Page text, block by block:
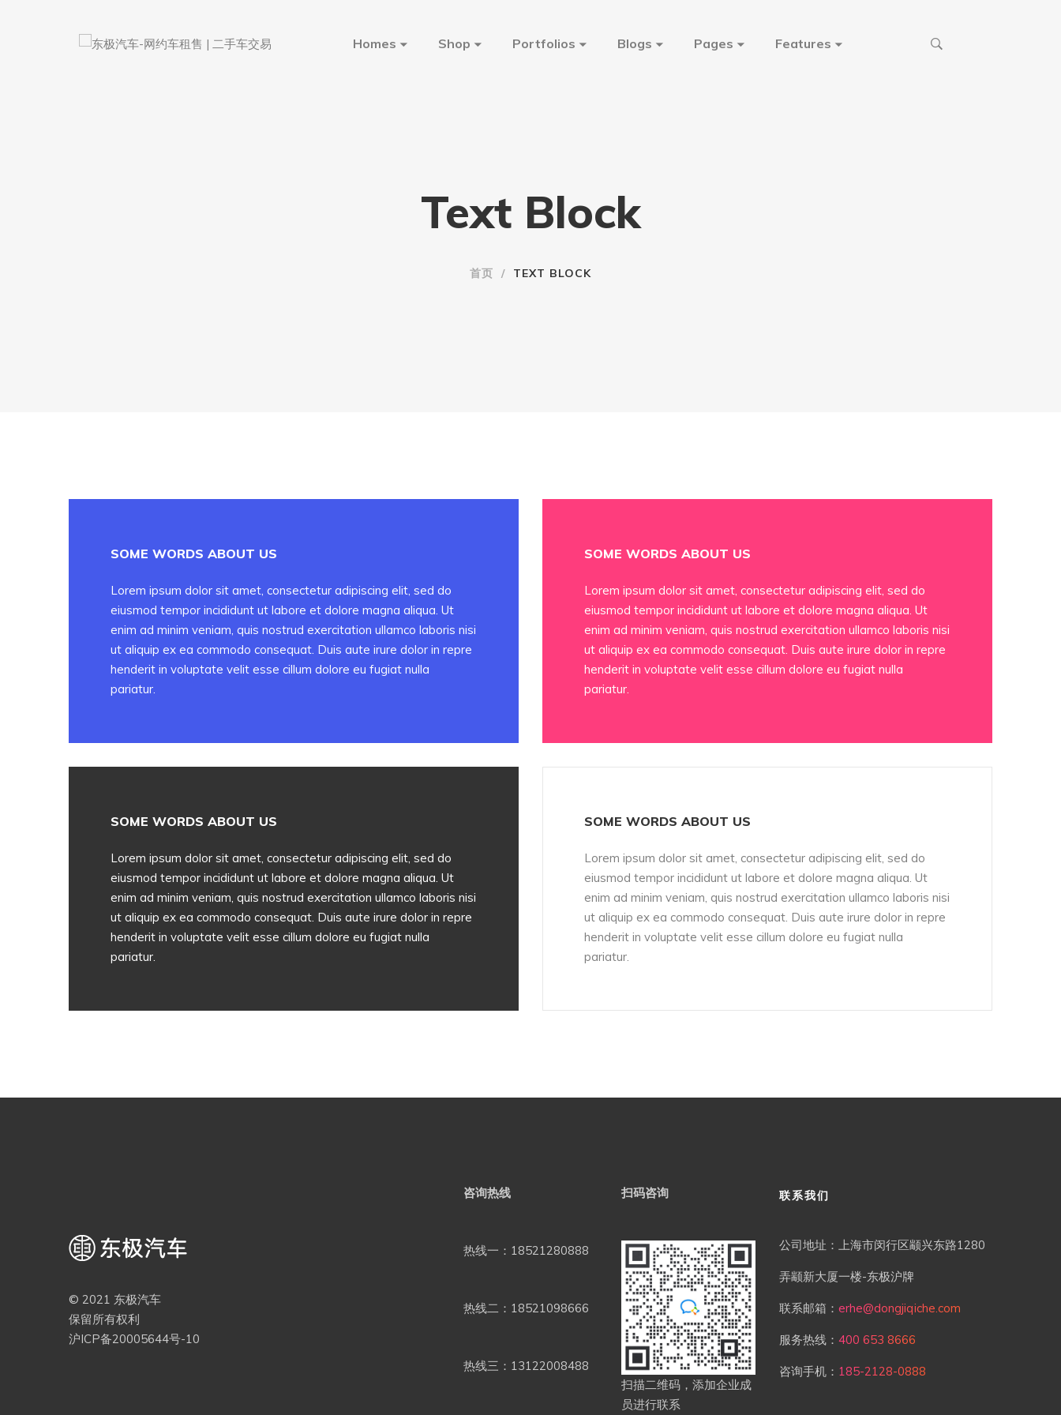
Homes Shop Portfolios Blogs Pages Features
Text Block
首页 / TEXT BLOCK
SOME WORDS ABOUT US
Lorem ipsum dolor sit amet, consectetur adipiscing elit, sed do
eiusmod tempor incididunt ut labore et dolore magna aliqua. Ut
enim ad minim veniam, quis nostrud exercitation ullamco laboris nisi
ut aliquip ex ea commodo consequat. Duis aute irure dolor in repre
henderit in voluptate velit esse cillum dolore eu fugiat nulla
pariatur.
SOME WORDS ABOUT US
Lorem ipsum dolor sit amet, consectetur adipiscing elit, sed do
eiusmod tempor incididunt ut labore et dolore magna aliqua. Ut
enim ad minim veniam, quis nostrud exercitation ullamco laboris nisi
ut aliquip ex ea commodo consequat. Duis aute irure dolor in repre
henderit in voluptate velit esse cillum dolore eu fugiat nulla
pariatur.
SOME WORDS ABOUT US
Lorem ipsum dolor sit amet, consectetur adipiscing elit, sed do
eiusmod tempor incididunt ut labore et dolore magna aliqua. Ut
enim ad minim veniam, quis nostrud exercitation ullamco laboris nisi
ut aliquip ex ea commodo consequat. Duis aute irure dolor in repre
henderit in voluptate velit esse cillum dolore eu fugiat nulla
pariatur.
SOME WORDS ABOUT US
Lorem ipsum dolor sit amet, consectetur adipiscing elit, sed do
eiusmod tempor incididunt ut labore et dolore magna aliqua. Ut
enim ad minim veniam, quis nostrud exercitation ullamco laboris nisi
ut aliquip ex ea commodo consequat. Duis aute irure dolor in repre
henderit in voluptate velit esse cillum dolore eu fugiat nulla
pariatur.
© 2021 东极汽车
保留所有权利
沪ICP备20005644号-10
联系我们
公司地址：上海市闵行区颛兴东路1280
弄颛新大厦一楼-东极沪牌
联系邮箱： erhe@dongjiqiche.com
服务热线： 400 653 8666
咨询手机： 185-2128-0888
咨询热线
热线一：18521280888
热线二：18521098666
热线三：13122008488
扫码咨询
扫描二维码，添加企业成
员进行联系